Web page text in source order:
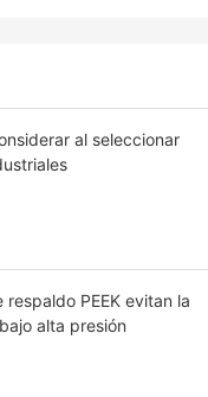
al seleccionar
respaldo PEEK evitan la
alta presión